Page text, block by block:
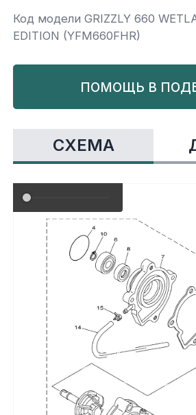
Yamaha
Салонные
Корпус,пластик
Ремни
Сиденья
Склизы,
Снегоотвалы
Сумки, кофры
Топливная
Тормозная
Kawasaki
Код модели GRIZZLY 660
EDITION (YFM660FHR)
ПОМОЩЬ В
СХЕМА